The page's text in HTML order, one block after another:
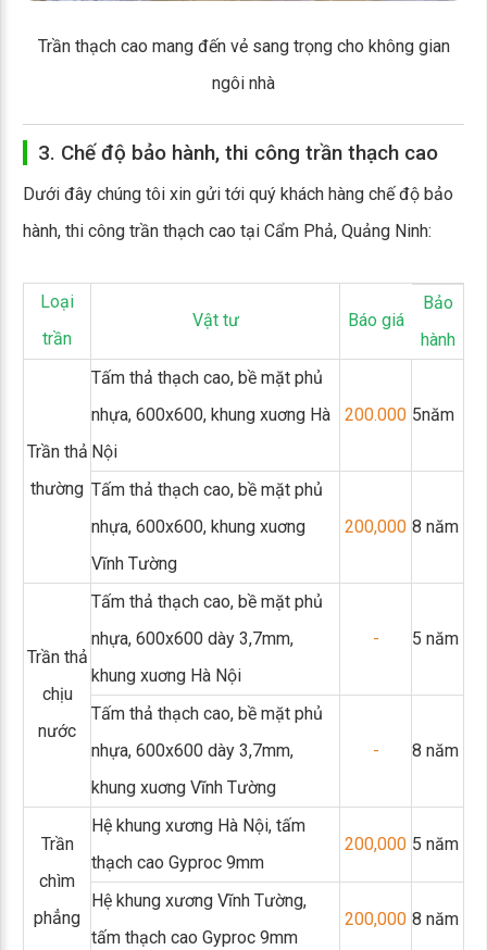
Trần thạch cao mang đến vẻ sang trọng cho không gian
ngôi nhà
3. Chế độ bảo hành, thi công trần thạch cao
Dưới đây chúng tôi xin gửi tới quý khách hàng chế độ bảo
hành, thi công trần thạch cao tại Cẩm Phả, Quảng Ninh:
Loại
trần
Vật tư Báo giá
Bảo
hành
Trần thả
thường
Tấm thả thạch cao, bề mặt phủ
nhựa, 600x600, khung xuơng Hà
Nội
200.000 5năm
Tấm thả thạch cao, bề mặt phủ
nhựa, 600x600, khung xuơng
Vĩnh Tường
200,000 8 năm
Trần thả
chịu
nước
Tấm thả thạch cao, bề mặt phủ
nhựa, 600x600 dày 3,7mm,
khung xuơng Hà Nội
- 5 năm
Tấm thả thạch cao, bề mặt phủ
nhựa, 600x600 dày 3,7mm,
khung xuơng Vĩnh Tường
- 8 năm
Trần
chìm
phẳng
Hệ khung xương Hà Nội, tấm
thạch cao Gyproc 9mm
200,000 5 năm
Hệ khung xương Vĩnh Tường,
tấm thạch cao Gyproc 9mm
200,000 8 năm